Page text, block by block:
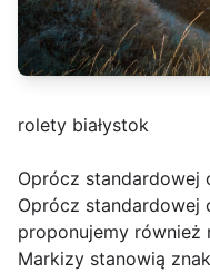
rolety białystok
Oprócz
Oprócz
proponujemy również
Markizy stanowią